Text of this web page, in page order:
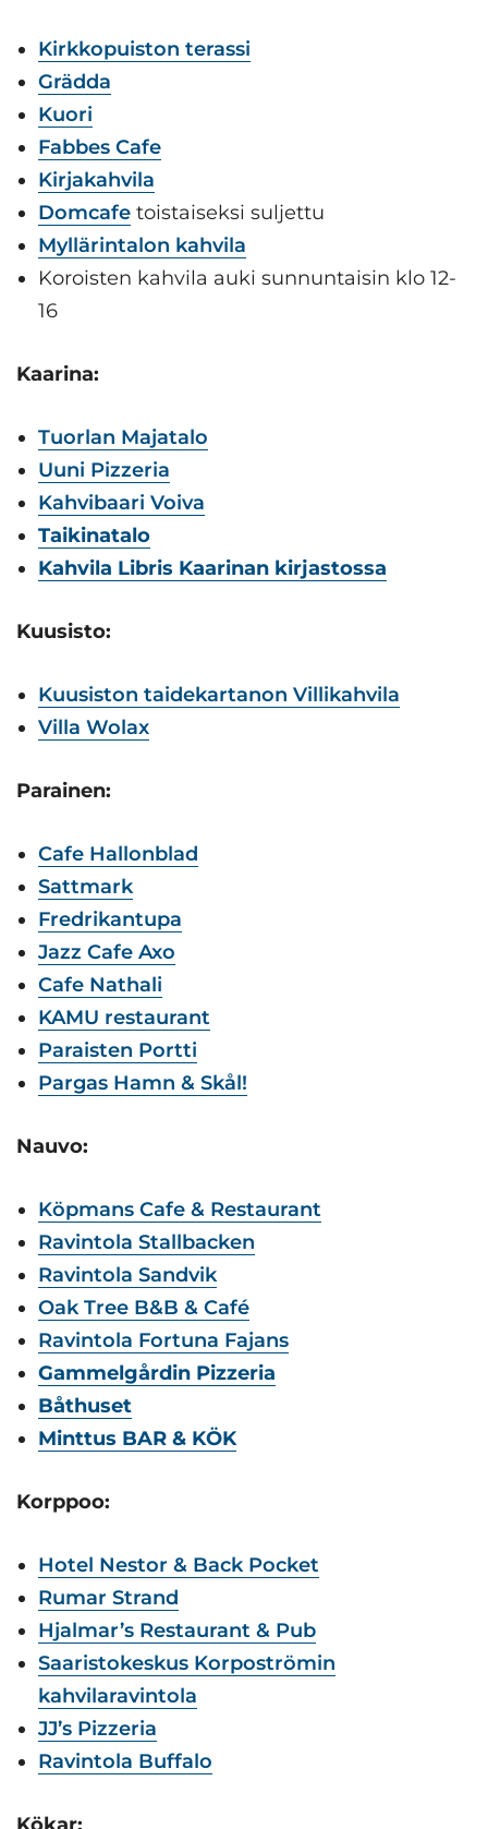
Kirkkopuiston terassi
Grädda
Kuori
Fabbes Cafe
Kirjakahvila
Domcafe toistaiseksi suljettu
Myllärintalon kahvila
Koroisten kahvila auki sunnuntaisin klo 12-
16
Kaarina:
Tuorlan Majatalo
Uuni Pizzeria
Kahvibaari Voiva
Taikinatalo
Kahvila Libris Kaarinan kirjastossa
Kuusisto:
Kuusiston taidekartanon Villikahvila
Villa Wolax
Parainen:
Cafe Hallonblad
Sattmark
Fredrikantupa
Jazz Cafe Axo
Cafe Nathali
KAMU restaurant
Paraisten Portti
Pargas Hamn & Skål!
Nauvo:
Köpmans Cafe & Restaurant
Ravintola Stallbacken
Ravintola Sandvik
Oak Tree B&B & Café
Ravintola Fortuna Fajans
Gammelgårdin Pizzeria
Båthuset
Minttus BAR & KÖK
Korppoo:
Hotel Nestor & Back Pocket
Rumar Strand
Hjalmar’s Restaurant & Pub
Saaristokeskus Korpoströmin
kahvilaravintola
JJ’s Pizzeria
Ravintola Buffalo